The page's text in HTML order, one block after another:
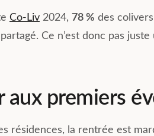
Co-Liv 2024, 78 % des
Ce n’est donc pas
aux premiers
résidences, la rentrée est